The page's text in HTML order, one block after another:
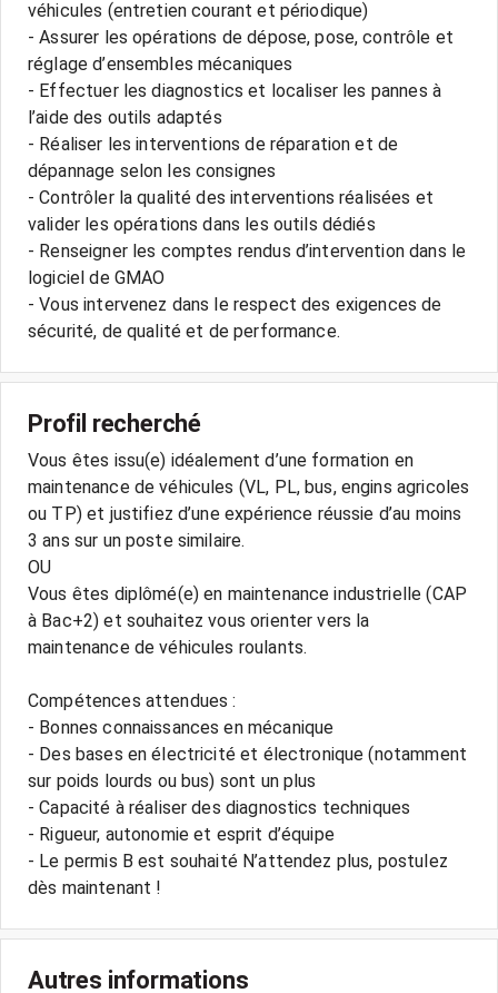
véhicules (entretien courant et périodique)
- Assurer les opérations de dépose, pose, contrôle et
réglage d’ensembles mécaniques
- Effectuer les diagnostics et localiser les pannes à
l’aide des outils adaptés
- Réaliser les interventions de réparation et de
dépannage selon les consignes
- Contrôler la qualité des interventions réalisées et
valider les opérations dans les outils dédiés
- Renseigner les comptes rendus d’intervention dans le
logiciel de GMAO
- Vous intervenez dans le respect des exigences de
sécurité, de qualité et de performance.
Profil recherché
Vous êtes issu(e) idéalement d’une formation en
maintenance de véhicules (VL, PL, bus, engins agricoles
ou TP) et justifiez d’une expérience réussie d’au moins
3 ans sur un poste similaire.
OU
Vous êtes diplômé(e) en maintenance industrielle (CAP
à Bac+2) et souhaitez vous orienter vers la
maintenance de véhicules roulants.
Compétences attendues :
- Bonnes connaissances en mécanique
- Des bases en électricité et électronique (notamment
sur poids lourds ou bus) sont un plus
- Capacité à réaliser des diagnostics techniques
- Rigueur, autonomie et esprit d’équipe
- Le permis B est souhaité N’attendez plus, postulez
dès maintenant !
Autres informations